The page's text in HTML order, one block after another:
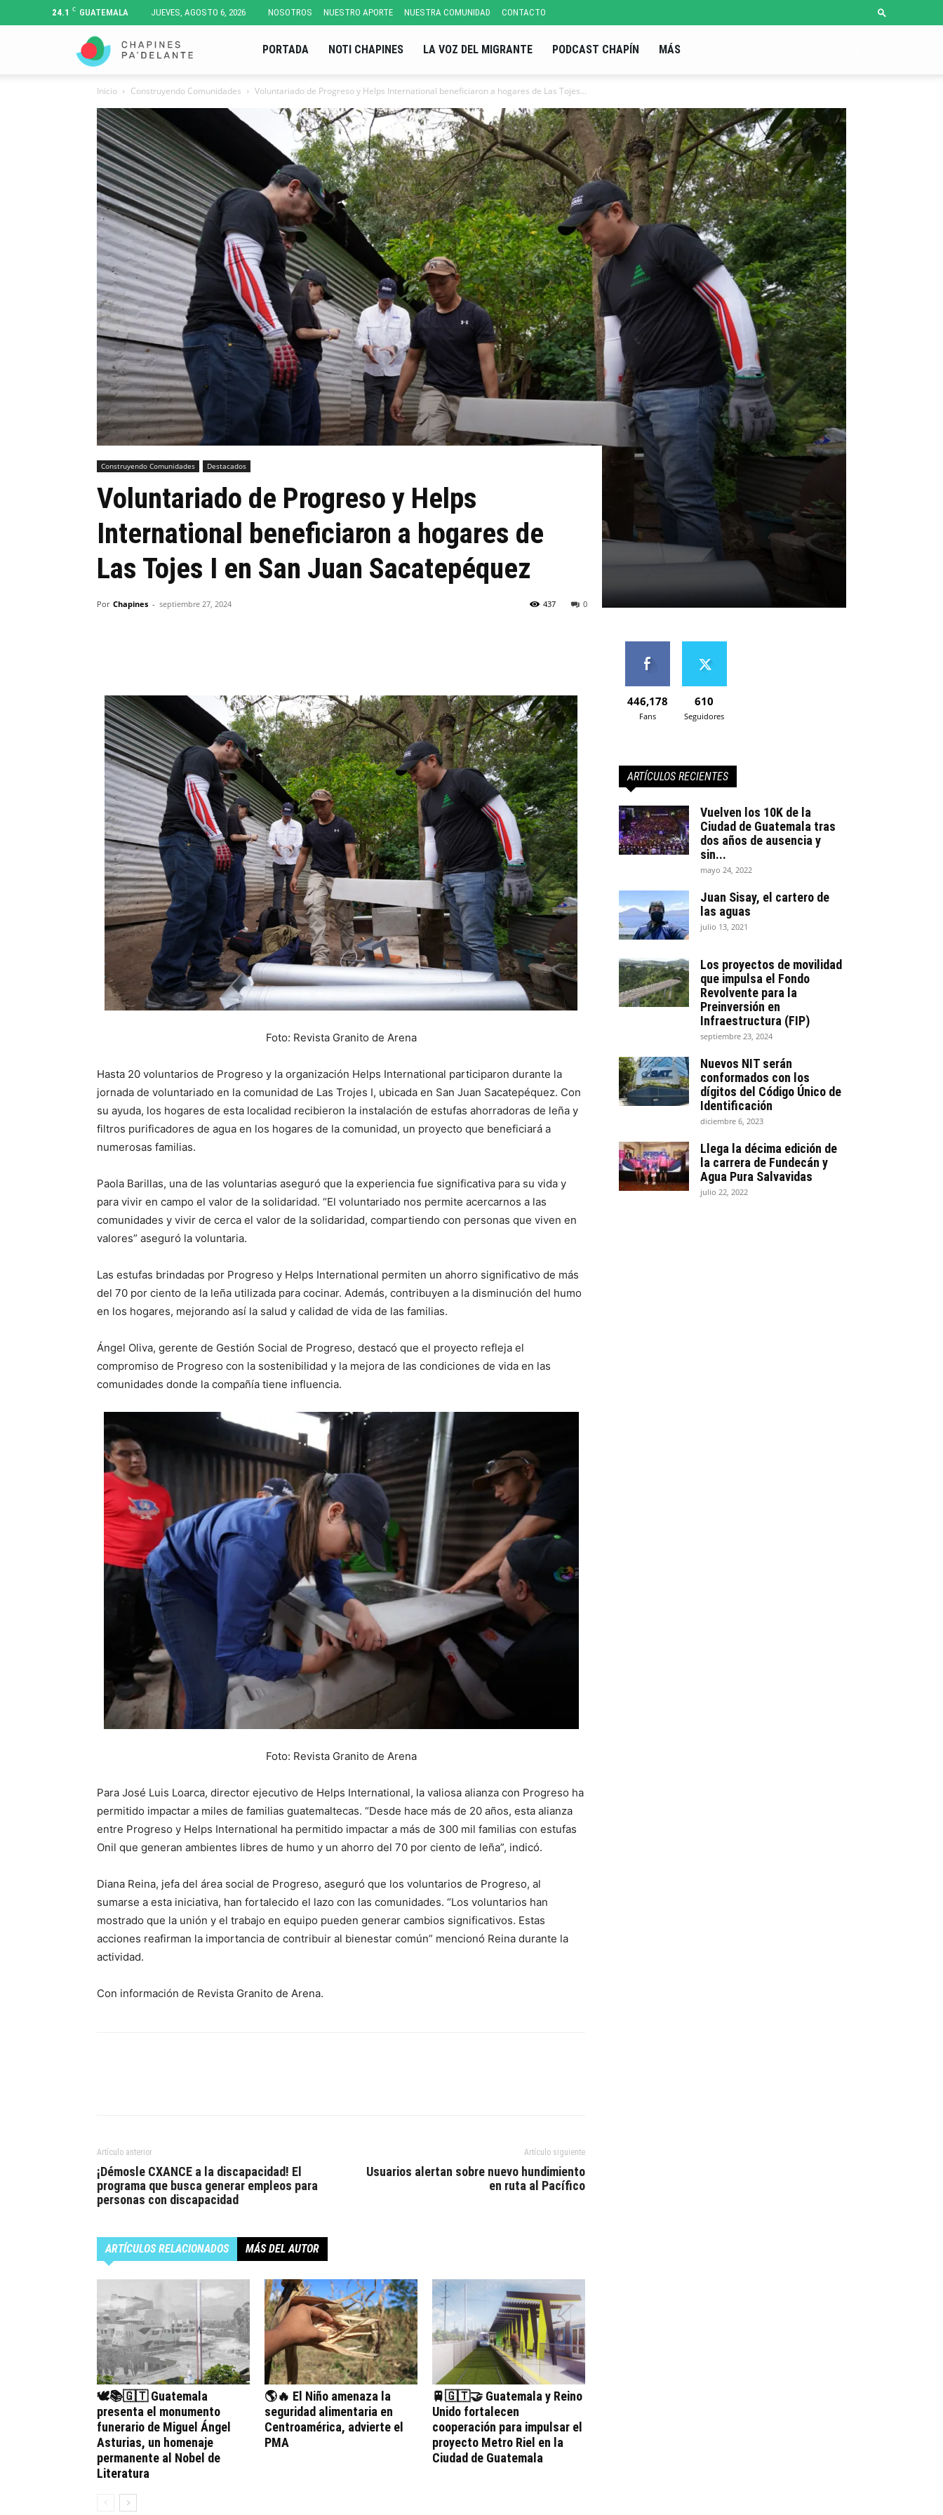
24.1 C GUATEMALA JUEVES, AGOSTO 6, 2026 NOSOTROS NUESTRO APORTE NUESTRA COMUNIDAD CONTACTO
Pa'
Delante
PORTADA NOTI CHAPINES LA VOZ DEL MIGRANTE PODCAST CHAPÍN MÁS
Inicio Construyendo Comunidades Voluntariado de Progreso y Helps International beneficiaron a hogares de Las Tojes...
Construyendo Comunidades Destacados
Voluntariado de Progreso y Helps
International beneficiaron a hogares de
Las Tojes I en San Juan Sacatepéquez
Por Chapines - septiembre 27, 2024 0
437
Foto: Revista Granito de Arena
Hasta 20 voluntarios de Progreso y la organización Helps International participaron durante la
jornada de voluntariado en la comunidad de Las Trojes I, ubicada en San Juan Sacatepéquez. Con
su ayuda, los hogares de esta localidad recibieron la instalación de estufas ahorradoras de leña y
filtros purificadores de agua en los hogares de la comunidad, un proyecto que beneficiará a
numerosas familias.
Paola Barillas, una de las voluntarias aseguró que la experiencia fue significativa para su vida y
para vivir en campo el valor de la solidaridad. “El voluntariado nos permite acercarnos a las
comunidades y vivir de cerca el valor de la solidaridad, compartiendo con personas que viven en
valores” aseguró la voluntaria.
Las estufas brindadas por Progreso y Helps International permiten un ahorro significativo de más
del 70 por ciento de la leña utilizada para cocinar. Además, contribuyen a la disminución del humo
en los hogares, mejorando así la salud y calidad de vida de las familias.
Ángel Oliva, gerente de Gestión Social de Progreso, destacó que el proyecto refleja el
compromiso de Progreso con la sostenibilidad y la mejora de las condiciones de vida en las
comunidades donde la compañía tiene influencia.
Foto: Revista Granito de Arena
Para José Luis Loarca, director ejecutivo de Helps International, la valiosa alianza con Progreso ha
permitido impactar a miles de familias guatemaltecas. “Desde hace más de 20 años, esta alianza
entre Progreso y Helps International ha permitido impactar a más de 300 mil familias con estufas
Onil que generan ambientes libres de humo y un ahorro del 70 por ciento de leña”, indicó.
Diana Reina, jefa del área social de Progreso, aseguró que los voluntarios de Progreso, al
sumarse a esta iniciativa, han fortalecido el lazo con las comunidades. “Los voluntarios han
mostrado que la unión y el trabajo en equipo pueden generar cambios significativos. Estas
acciones reafirman la importancia de contribuir al bienestar común” mencionó Reina durante la
actividad.
Con información de Revista Granito de Arena.
Artículo anterior
¡Démosle CXANCE a la discapacidad! El
programa que busca generar empleos para
personas con discapacidad
Artículo siguiente
Usuarios alertan sobre nuevo hundimiento
en ruta al Pacífico
ARTÍCULOS RELACIONADOS MÁS DEL AUTOR
🕊️📚🇬🇹 Guatemala
presenta el monumento
funerario de Miguel Ángel
Asturias, un homenaje
permanente al Nobel de
Literatura
🌎🔥 El Niño amenaza la
seguridad alimentaria en
Centroamérica, advierte el
PMA
🚆🇬🇹🤝 Guatemala y Reino
Unido fortalecen
cooperación para impulsar el
proyecto Metro Riel en la
Ciudad de Guatemala
446,178
Fans
610
Seguidores
ARTÍCULOS RECIENTES
Vuelven los 10K de la
Ciudad de Guatemala tras
dos años de ausencia y
sin...
mayo 24, 2022
Juan Sisay, el cartero de
las aguas
julio 13, 2021
Los proyectos de movilidad
que impulsa el Fondo
Revolvente para la
Preinversión en
Infraestructura (FIP)
septiembre 23, 2024
Nuevos NIT serán
conformados con los
dígitos del Código Único de
Identificación
diciembre 6, 2023
Llega la décima edición de
la carrera de Fundecán y
Agua Pura Salvavidas
julio 22, 2022